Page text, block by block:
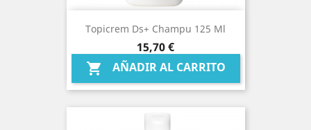
Topicrem Ds+ Champu 125 Ml
Precio
15,70 €
 AÑADIR AL CARRITO